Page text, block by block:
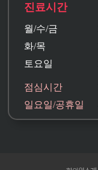
진료시간
월/수/금
화/목
토요일
점심시간
일요일/공휴일
진료시간
월/수/금
화/목
토요일
점심시간
일요일/공휴일
진료시간
월/수/금
화/목
토요일
점심시간
일요일/공휴일
진료시간
월/수/금
화/목
토요일
점심시간
일요일/공휴일
진료시간
월/수/금
화/목
토요일
점심시간
일요일/공휴일
진료시간
월/수/금
화/목
토요일
점심시간
일요일/공휴일
진료시간
월/수/금
화/목
토요일
점심시간
일요일/공휴일
진료시간
월/수/금
화/목
토요일
점심시간
일요일/공휴일